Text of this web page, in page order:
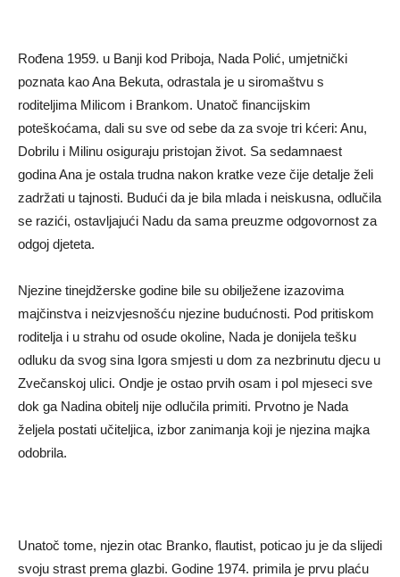
Rođena 1959. u Banji kod Priboja, Nada Polić, umjetnički
poznata kao Ana Bekuta, odrastala je u siromaštvu s
roditeljima Milicom i Brankom. Unatoč financijskim
poteškoćama, dali su sve od sebe da za svoje tri kćeri: Anu,
Dobrilu i Milinu osiguraju pristojan život. Sa sedamnaest
godina Ana je ostala trudna nakon kratke veze čije detalje želi
zadržati u tajnosti. Budući da je bila mlada i neiskusna, odlučila
se razići, ostavljajući Nadu da sama preuzme odgovornost za
odgoj djeteta.
Njezine tinejdžerske godine bile su obilježene izazovima
majčinstva i neizvjesnošću njezine budućnosti. Pod pritiskom
roditelja i u strahu od osude okoline, Nada je donijela tešku
odluku da svog sina Igora smjesti u dom za nezbrinutu djecu u
Zvečanskoj ulici. Ondje je ostao prvih osam i pol mjeseci sve
dok ga Nadina obitelj nije odlučila primiti. Prvotno je Nada
željela postati učiteljica, izbor zanimanja koji je njezina majka
odobrila.
Unatoč tome, njezin otac Branko, flautist, poticao ju je da slijedi
svoju strast prema glazbi. Godine 1974. primila je prvu plaću